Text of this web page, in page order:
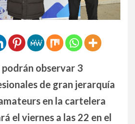
observar 3
de gran jerarquía
en la cartelera
el viernes a las 22 en el